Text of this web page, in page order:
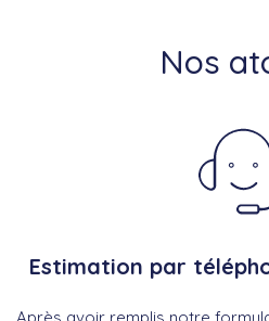
Nos
Estimation par